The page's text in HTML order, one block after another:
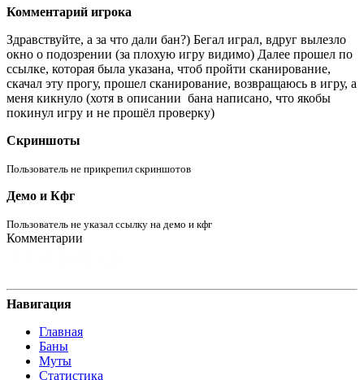
Комментарий игрока
Здравствуйте, а за что дали бан?) Бегал играл, вдруг вылезло
окно о подозрении (за плохую игру видимо) Далее прошел по
ссылке, которая была указана, чтоб пройти сканирование,
скачал эту прогу, прошел сканирование, возвращаюсь в игру, а
меня кикнуло (хотя в описании бана написано, что якобы
покинул игру и не прошёл проверку)
Скриншоты
Пользователь не прикрепил скриншотов
Демо и Кфг
Пользователь не указал ссылку на демо и кфг
Комментарии
Навигация
Главная
Баны
Муты
Статистика